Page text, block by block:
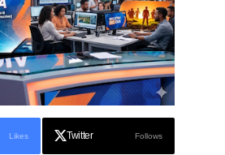
Likes Twitter Follows